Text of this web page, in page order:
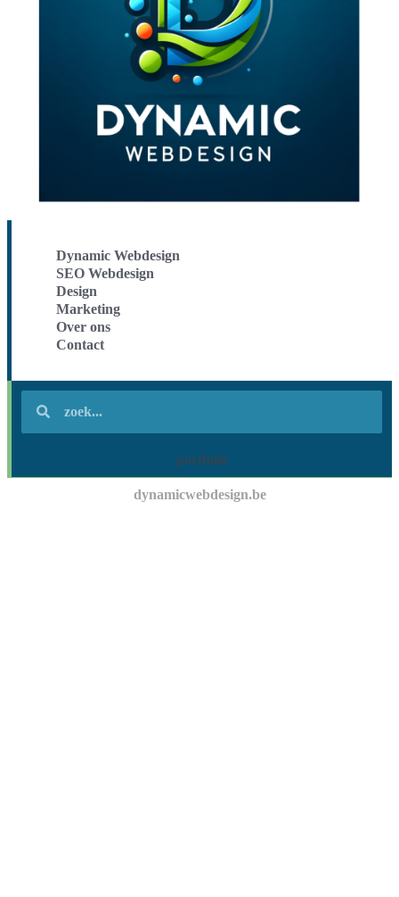
Dynamic Webdesign
SEO Webdesign
Design
Marketing
Over ons
Contact
portfolio
dynamicwebdesign.be